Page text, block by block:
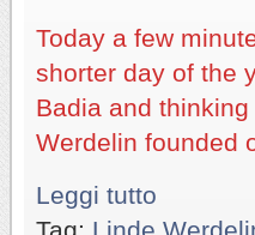
Today a few
shorter day of the
Badia and
Werdelin founded
Leggi tutto
Tag: Linde